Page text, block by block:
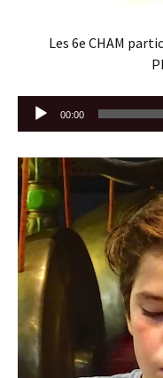
Les 6e CHAM
Lecteur 00:00